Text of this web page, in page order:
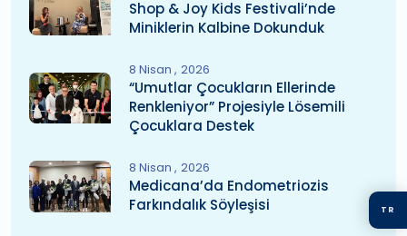
TR
Shop & Joy Kids Festivali’nde
Miniklerin Kalbine Dokunduk
8 Nisan 2026
“Umutlar Çocukların Ellerinde
Renkleniyor” Projesiyle Lösemili
Çocuklara Destek
8 Nisan 2026
Medicana’da Endometriozis
Farkındalık Söyleşisi